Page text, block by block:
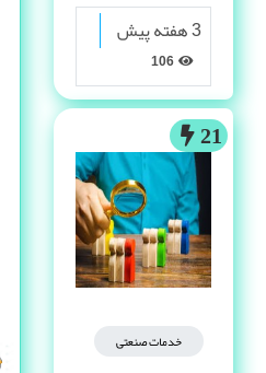
3 هفته پیش
21
خدمات صنعتی